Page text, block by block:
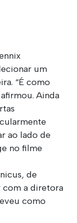
um
“É como
Ainda
ao lado de
no filme
de
com a diretora
como